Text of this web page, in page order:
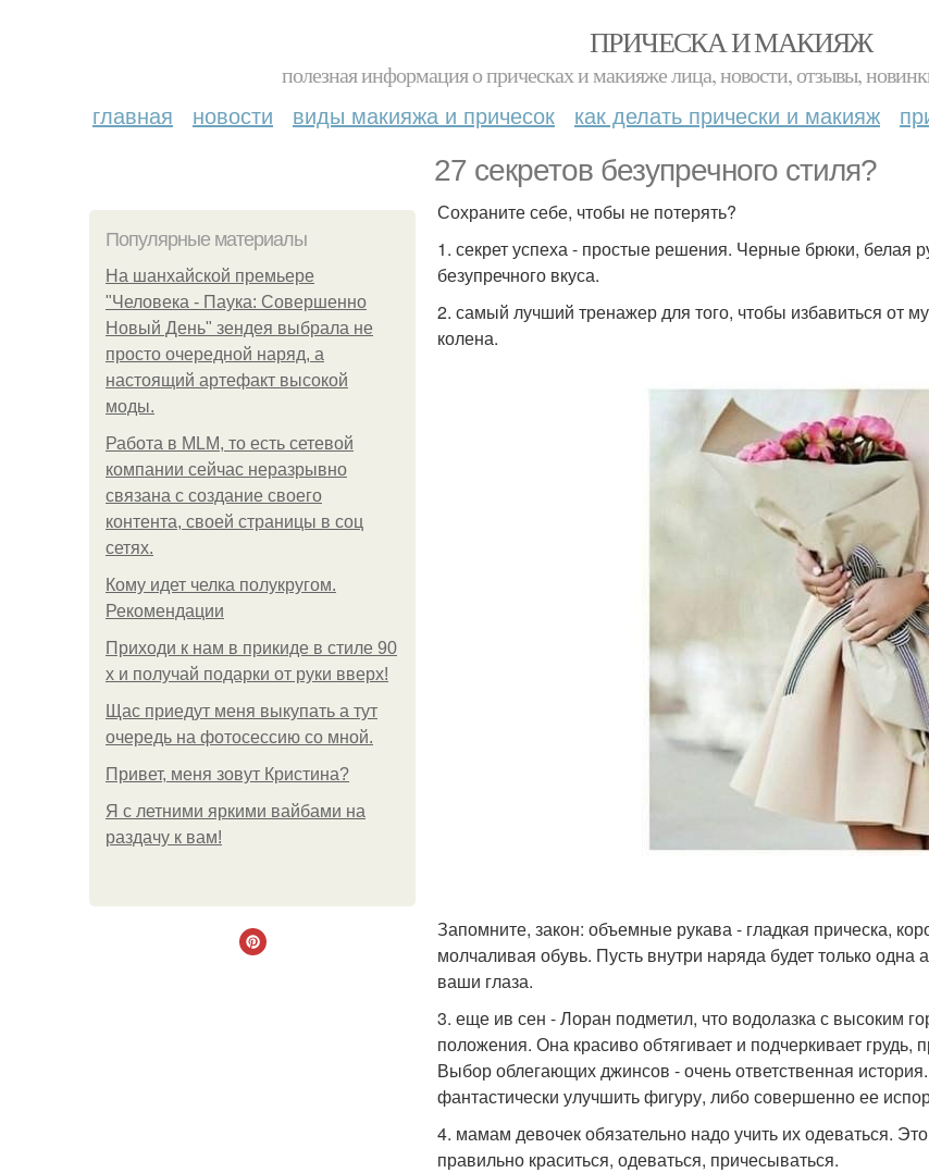
ПРИЧЕСКА И МАКИЯЖ
полезная информация о прическах и макияже лица, новости, отзывы,
главная новости виды макияжа и причесок как делать прически и макияж
27 секретов безупречного стиля?
Популярные материалы
На шанхайской премьере
"Человека - Паука: Совершенно
Новый День" зендея выбрала не
просто очередной наряд, а
настоящий артефакт высокой
моды.
Работа в MLM, то есть сетевой
компании сейчас неразрывно
связана с создание своего
контента, своей страницы в соц
сетях.
Кому идет челка полукругом.
Рекомендации
Приходи к нам в прикиде в стиле 90
х и получай подарки от руки вверх!
Щас приедут меня выкупать а тут
очередь на фотосессию со мной.
Привет, меня зовут Кристина?
Я с летними яркими вайбами на
раздачу к вам!
Сохраните себе, чтобы не потерять?
1. секрет успеха - простые решения. Черные брюки, белая
безупречного вкуса.
2. самый лучший тренажер для того, чтобы избавиться от
колена.
Запомните, закон: объемные рукава - гладкая прическа,
молчаливая обувь. Пусть внутри наряда будет только
ваши глаза.
3. еще ив сен - Лоран подметил, что водолазка с высоким
положения. Она красиво обтягивает и подчеркивает грудь,
Выбор облегающих джинсов - очень ответственная
фантастически улучшить фигуру, либо совершенно ее
4. мамам девочек обязательно надо учить их одеваться.
правильно краситься, одеваться, причесываться.